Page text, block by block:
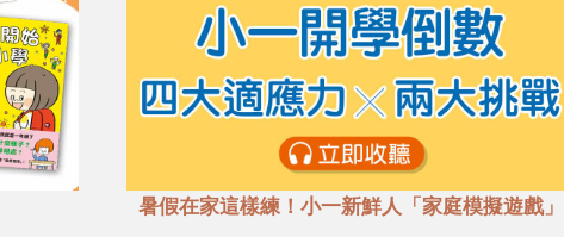
暑假在家這樣練！小一新鮮人「家庭模擬遊戲」